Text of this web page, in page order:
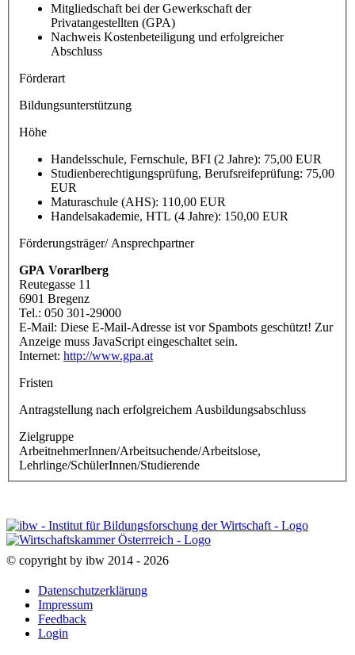
Mitgliedschaft bei der Gewerkschaft der
Privatangestellten (GPA)
Nachweis Kostenbeteiligung und erfolgreicher
Abschluss
Förderart
Bildungsunterstützung
Höhe
Handelsschule, Fernschule, BFI (2 Jahre): 75,00 EUR
Studienberechtigungsprüfung, Berufsreifeprüfung: 75,00
EUR
Maturaschule (AHS): 110,00 EUR
Handelsakademie, HTL (4 Jahre): 150,00 EUR
Förderungsträger/ Ansprechpartner
GPA Vorarlberg
Reutegasse 11
6901 Bregenz
Tel.: 050 301-29000
E-Mail: Diese E-Mail-Adresse ist vor Spambots geschützt! Zur
Anzeige muss JavaScript eingeschaltet sein.
Internet: http://www.gpa.at
Fristen
Antragstellung nach erfolgreichem Ausbildungsabschluss
Zielgruppe
ArbeitnehmerInnen/Arbeitsuchende/Arbeitslose,
Lehrlinge/SchülerInnen/Studierende
© copyright by ibw 2014 - 2026
Datenschutzerklärung
Impressum
Feedback
Login